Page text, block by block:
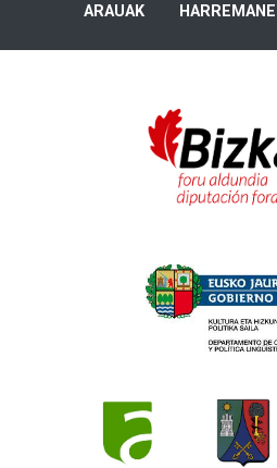
ARAUAK